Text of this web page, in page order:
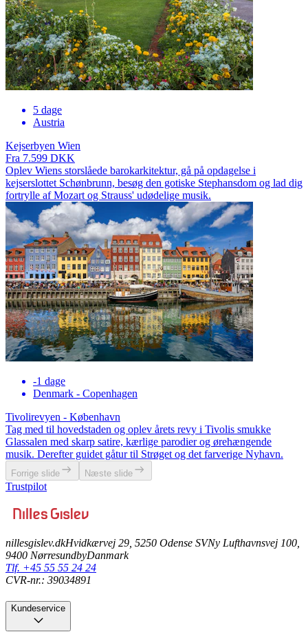
5 dage
Austria
Kejserbyen Wien
Fra 7.599 DKK
Oplev Wiens storslåede barokarkitektur, gå på opdagelse i
kejserslottet Schønbrunn, besøg den gotiske Stephansdom og lad dig
fortrylle af Mozart og Strauss' udødelige musik.
-1 dage
Denmark - Copenhagen
Tivolirevyen - København
Tag med til hovedstaden og oplev årets revy i Tivolis smukke
Glassalen med skarp satire, kærlige parodier og ørehængende
musik. Derefter guidet gåtur til Strøget og det farverige Nyhavn.
Forrige slide Næste slide
Trustpilot
nillesgislev.dkHvidkærvej 29, 5250 Odense SVNy Lufthavnsvej 100,
9400 NørresundbyDanmark
Tlf. +45 55 55 24 24
CVR-nr.: 39034891
Kundeservice